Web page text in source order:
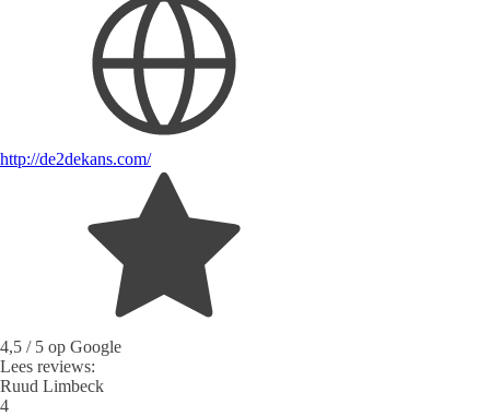
http://de2dekans.com/
4,5 / 5 op Google
Lees reviews:
Ruud Limbeck
4